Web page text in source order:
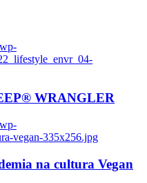
WRANGLER
vegan-335x256.jpg
na cultura Vegan